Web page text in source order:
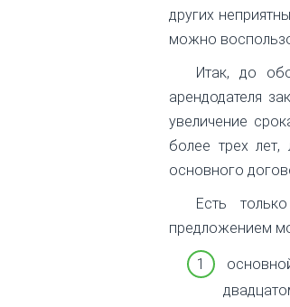
других
можно
Итак, до
арендодателя
увеличение
более трех
основного
Есть
предложением